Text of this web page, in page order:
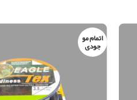
اتمام مو
جودی